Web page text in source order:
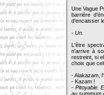
Une Vague
barrière
d'encaisser
- Un.
L'être
n'arrive à
restreint, si
choix que
- Alakazam,
- Kazam !
- Pitoyable.
au summum